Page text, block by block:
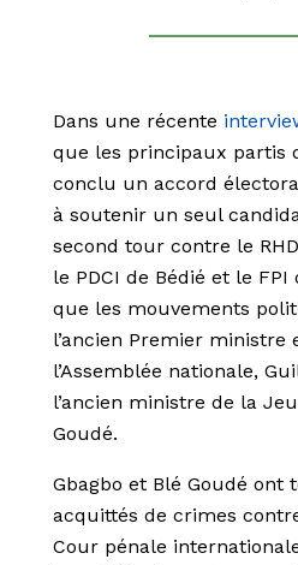
Dans une récente
que les principaux partis
conclu un accord
à soutenir un seul
second tour contre le
le PDCI de Bédié et le FPI
que les mouvements
l’ancien Premier ministre
l’Assemblée nationale,
l’ancien ministre de la
Goudé.
Gbagbo et Blé Goudé ont
acquittés de crimes
Cour pénale